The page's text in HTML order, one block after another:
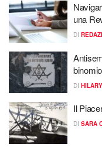
una
DI
DI
Il
DI SARA